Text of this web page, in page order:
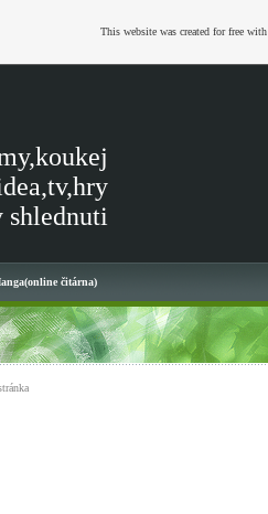
čitárna)
This website was created for free with